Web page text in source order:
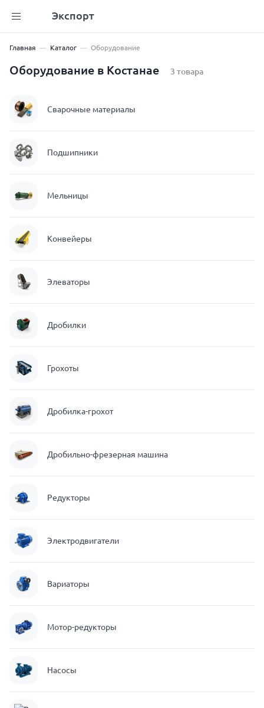
Экспорт
Главная Каталог Оборудование
Оборудование в Костанае 3 товара
Сварочные материалы
Подшипники
Мельницы
Конвейеры
Элеваторы
Дробилки
Грохоты
Дробилка-грохот
Дробильно-фрезерная машина
Редукторы
Электродвигатели
Вариаторы
Мотор-редукторы
Насосы